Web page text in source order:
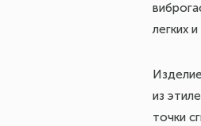
легких
из
точки